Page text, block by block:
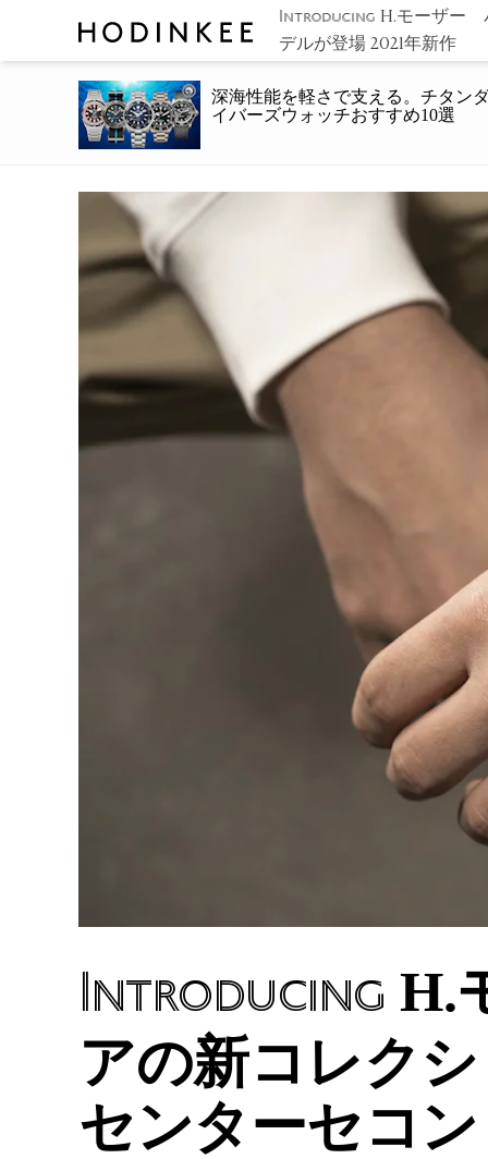
Introducing H.モーザー
デルが登場 2021年新作
深海性能を軽さで支える。チタン
イバーズウォッチおすすめ10選
Introducing H.
アの新コレク
センターセコ